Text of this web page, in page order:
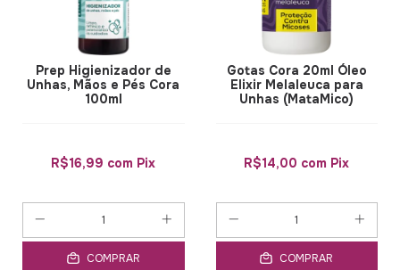
Prep Higienizador de
Unhas, Mãos e Pés Cora
100ml
R$16,99 com Pix
COMPRAR
Gotas Cora 20ml Óleo
Elixir Melaleuca para
Unhas (MataMico)
R$14,00 com Pix
COMPRAR